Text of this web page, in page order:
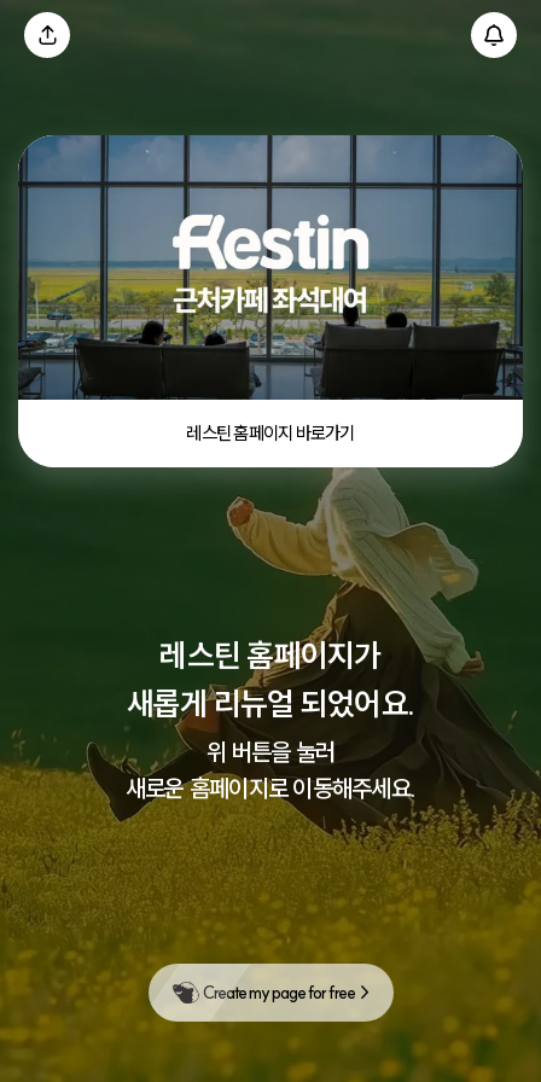
레스틴 홈페이지 바로가기
레스틴 홈페이지가
새롭게 리뉴얼 되었어요.
위 버튼을 눌러
새로운 홈페이지로 이동해주세요.
Create my page for free  >